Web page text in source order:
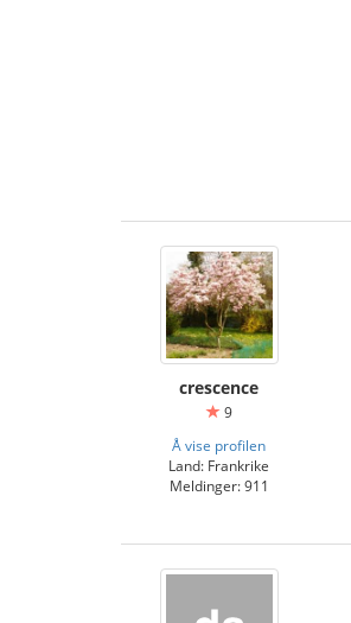
crescence
9
Å vise profilen
Land: Frankrike
Meldinger: 911